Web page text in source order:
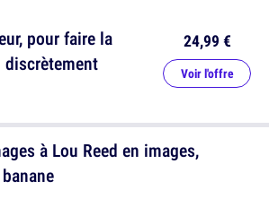
pour faire la
discrètement
24,99 €
Voir l'offre
à Lou Reed en images,